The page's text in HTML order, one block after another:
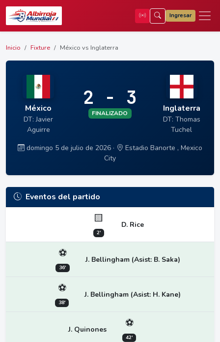
Ingresar
Inicio Fixture México vs Inglaterra
México
DT: Javier
Aguirre
2 - 3
FINALIZADO Inglaterra
DT: Thomas
Tuchel
domingo 5 de julio de 2026 ·
Estadio Banorte , Mexico
City
Eventos del partido
🟨
2'
D. Rice
⚽
36'
J. Bellingham (Asist: B. Saka)
⚽
38'
J. Bellingham (Asist: H. Kane)
J. Quinones ⚽
42'